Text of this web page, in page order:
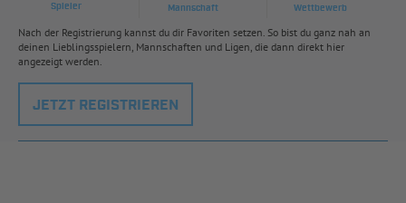
Spieler Mannschaft Wettbewerb
Nach der Registrierung kannst du dir Favoriten setzen. So bist du ganz nah an
deinen Lieblingsspielern, Mannschaften und Ligen, die dann direkt hier
angezeigt werden.
JETZT REGISTRIEREN